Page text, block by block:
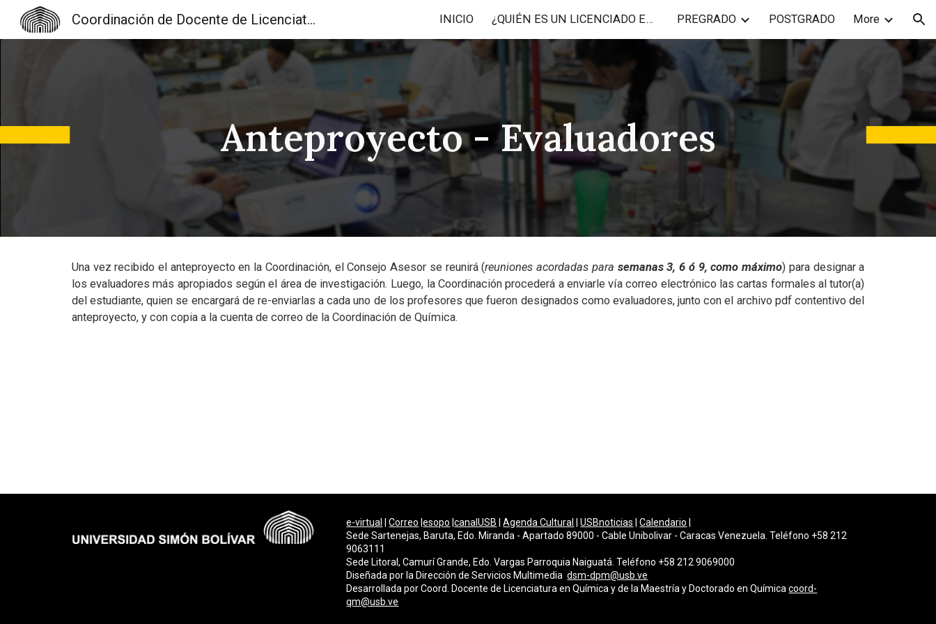
Skip to main content Skip to navigation
Coordinación de Docente de Licenciatura en Química y de la Maestría y Doctorado en Química INICIO ¿QUIÉN ES UN LICENCIADO EN QUÍMICA? PREGRADO POSTGRADO More
Anteproyecto - Evaluadores
Una vez recibido el anteproyecto en la Coordinación, el Consejo Asesor se reunirá (reuniones acordadas para semanas 3, 6 ó 9, como máximo) para designar a
los evaluadores más apropiados según el área de investigación. Luego, la Coordinación procederá a enviarle vía correo electrónico las cartas formales al tutor(a)
del estudiante, quien se encargará de re-enviarlas a cada uno de los profesores que fueron designados como evaluadores, junto con el archivo pdf contentivo del
anteproyecto, y con copia a la cuenta de correo de la Coordinación de Química.
e-virtual |Correo |esopo |canalUSB |Agenda Cultural |USBnoticias |Calendario
Sede Sartenejas, Baruta, Edo. Miranda - Apartado 89000 - Cable Unibolivar - Caracas Venezuela. Teléfono +58 212
9063111
Sede Litoral, Camurí Grande, Edo. Vargas Parroquia Naiguatá. Teléfono +58 212 9069000
Diseñada por la Dirección de Servicios Multimediadsm-dpm@usb.ve
Desarrollada porCoord. Docente de Licenciatura en Química y de la Maestría y Doctorado en Química coord-
qm@usb.ve